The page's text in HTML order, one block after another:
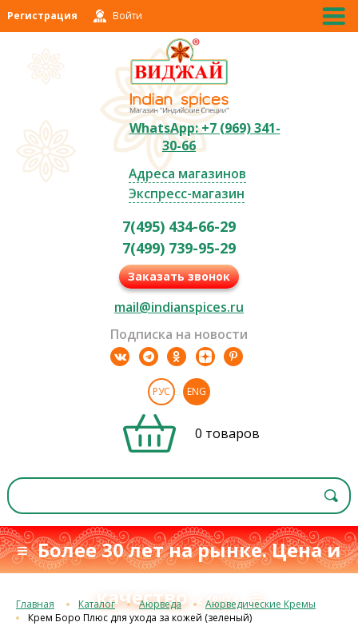
Регистрация Войти
WhatsApp: +7 (969) 341-
30-66
Адреса магазинов
Экспресс-магазин
7(495) 434-66-29
7(499) 739-95-29
Заказать звонок
mail@indianspices.ru
Подписка на новости
РУС ENG
0 товаров
≡ Более 30 лет на рынке. Цена и
качество с 1993 г.≡
Главная Каталог Аюрведа
Аюрведические Кремы
Крем Боро Плюс для ухода за кожей (зеленый)